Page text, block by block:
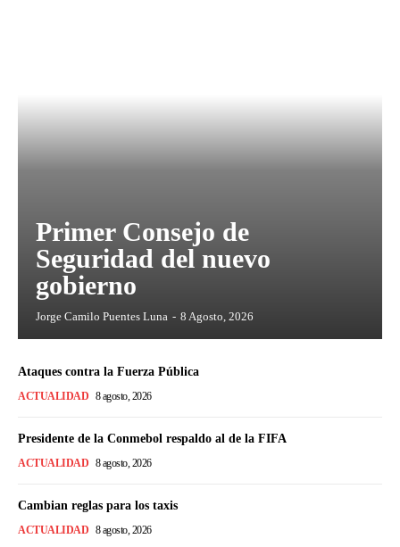
Primer Consejo de
Seguridad del nuevo
gobierno
Jorge Camilo Puentes Luna - 8 Agosto, 2026
Ataques contra la Fuerza Pública
ACTUALIDAD 8 agosto, 2026
Presidente de la Conmebol respaldo al de la FIFA
ACTUALIDAD 8 agosto, 2026
Cambian reglas para los taxis
ACTUALIDAD 8 agosto, 2026